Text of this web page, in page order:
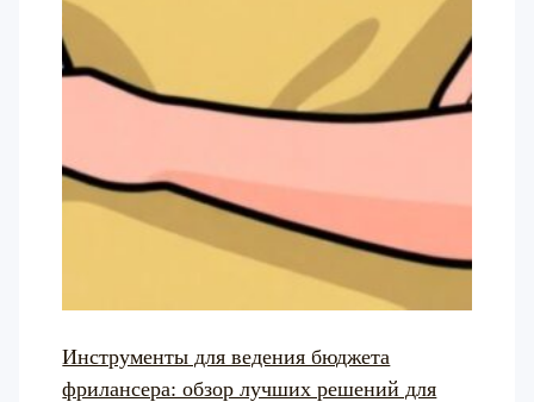
Инструменты для ведения бюджета
фрилансера: обзор лучших решений для